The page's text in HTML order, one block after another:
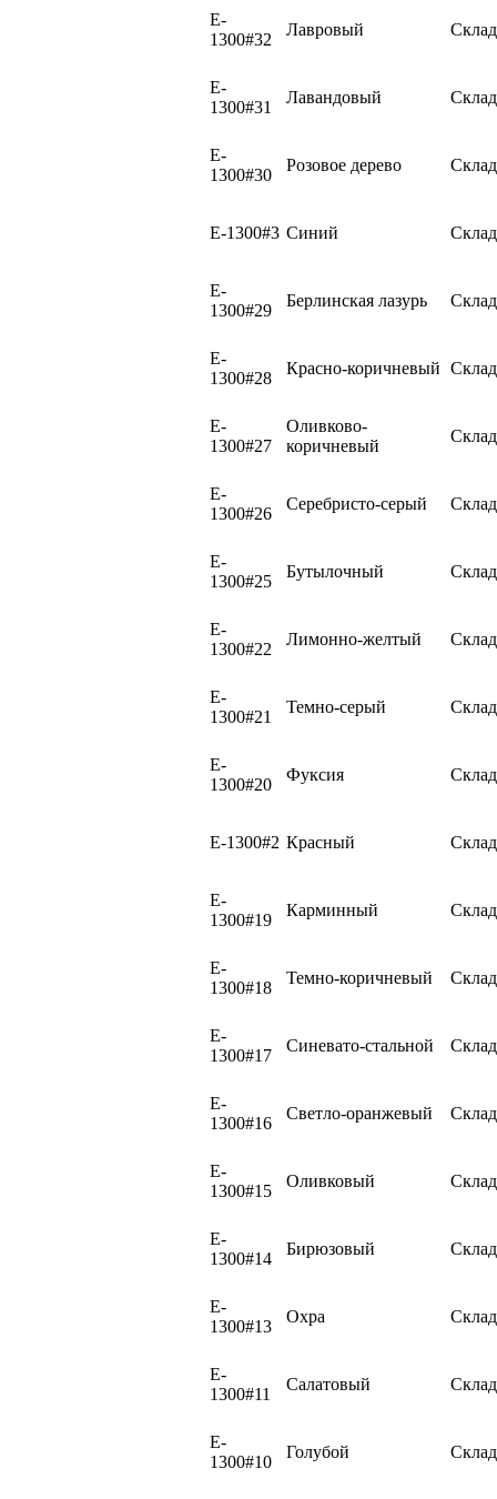
E-
1300#32
Лавровый
E-
1300#31
Лавандовый
E-
1300#30
Розовое дерево
E-1300#3 Синий
E-
1300#29
Берлинская лазурь
E-
1300#28
Красно-коричневый
E-
1300#27
Оливково-
коричневый
E-
1300#26
Серебристо-серый
E-
1300#25
Бутылочный
E-
1300#22
Лимонно-желтый
E-
1300#21
Темно-серый
E-
1300#20
Фуксия
E-1300#2 Красный
E-
1300#19
Карминный
E-
1300#18
Темно-коричневый
E-
1300#17
Синевато-стальной
E-
1300#16
Светло-оранжевый
E-
1300#15
Оливковый
E-
1300#14
Бирюзовый
E-
1300#13
Охра
E-
1300#11
Салатовый
E-
1300#10
Голубой